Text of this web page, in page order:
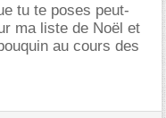
tu te poses peut-
ma liste de Noël et
au cours des